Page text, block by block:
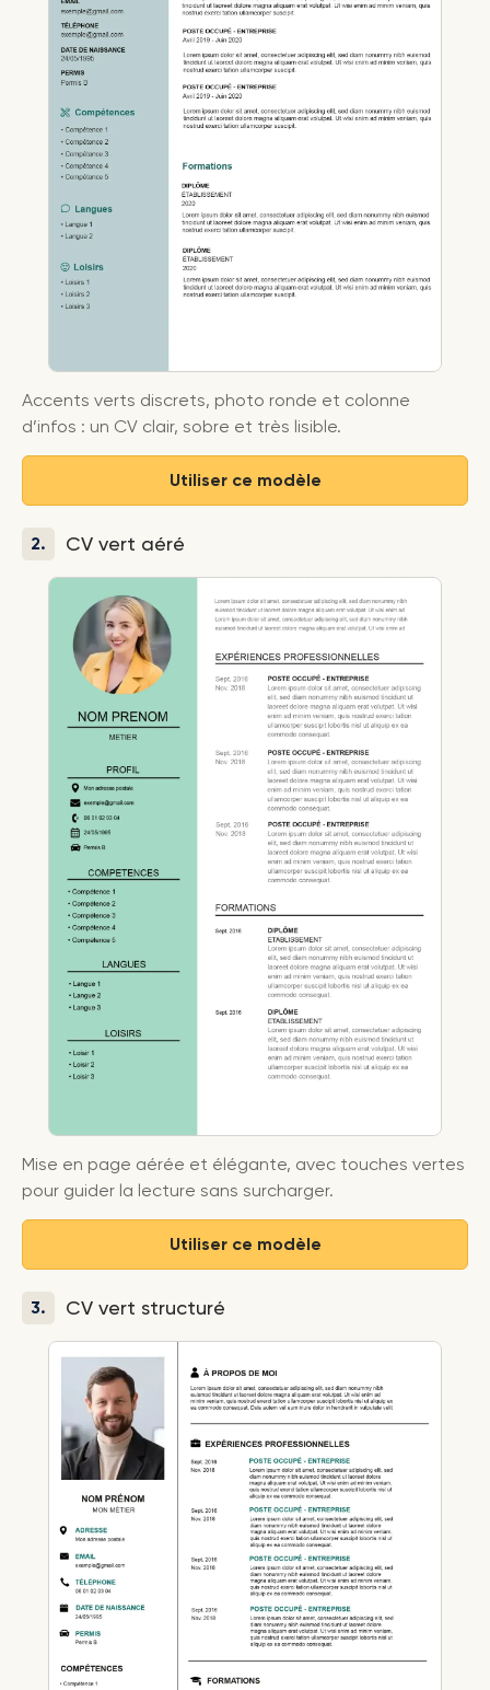
Accents verts discrets, photo ronde et colonne
d’infos : un CV clair, sobre et très lisible.
Utiliser ce modèle
2. CV vert aéré
Mise en page aérée et élégante, avec touches vertes
pour guider la lecture sans surcharger.
Utiliser ce modèle
3. CV vert structuré